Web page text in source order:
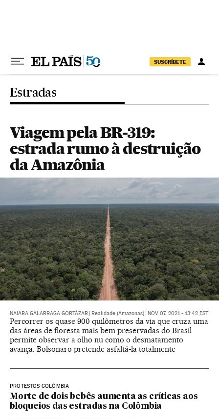
SUSCRÍBETE
Estradas
Viagem pela BR-319:
estrada rumo à destruição
da Amazônia
NAIARA GALARRAGA GORTÁZAR Realidade (Amazonas) NOV 07, 2021 - 13:42 EST
Percorrer os quase 900 quilômetros da via que cruza uma
das áreas de floresta mais bem preservadas do Brasil
permite observar a olho nu como o desmatamento
avança. Bolsonaro pretende asfaltá-la totalmente
PROTESTOS COLÔMBIA
Morte de dois bebês aumenta as críticas aos
bloqueios das estradas na Colômbia